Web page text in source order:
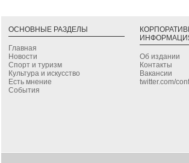
ОСНОВНЫЕ РАЗДЕЛЫ
Главная
Новости
Спорт и туризм
Культура и искусство
Есть мнение
События
Об издании
Контакты
Вакансии
twitter.com/